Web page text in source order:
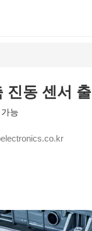
동 센서 출
능